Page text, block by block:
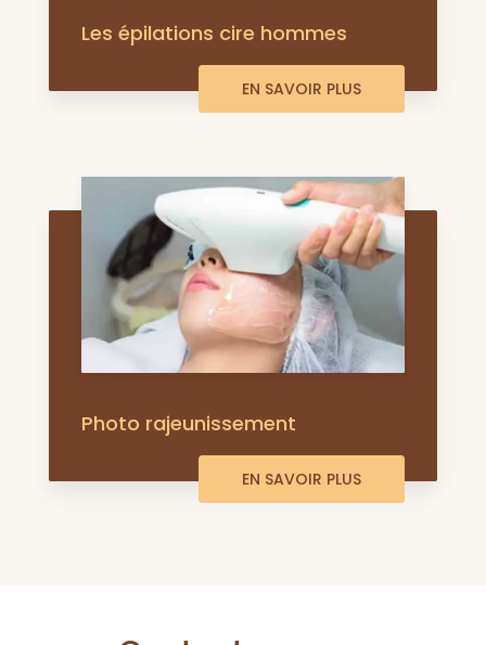
Les épilations cire hommes
EN SAVOIR PLUS
Photo rajeunissement
EN SAVOIR PLUS